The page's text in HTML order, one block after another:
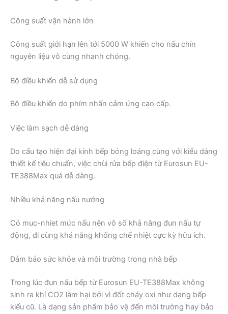
Công suất vận hành lớn
Công suất giới hạn lên tới 5000 W khiến cho nấu chín
nguyên liệu vô cùng nhanh chóng.
Bộ điều khiển dễ sử dụng
Bộ điều khiển do phím nhấn cảm ứng cao cấp.
Việc làm sạch dễ dàng
Do cấu tạo hiện đại kính bếp bóng loáng cùng với kiểu dáng
thiết kế tiêu chuẩn, việc chùi rửa bếp điện từ Eurosun EU-
TE388Max quá dễ dàng.
Nhiều khả năng nấu nướng
Có muc-nhiet mức nấu nên vô số khả năng đun nấu tự
động, đi cùng khả năng khống chế nhiệt cực kỳ hữu ích.
Đảm bảo sức khỏe và môi trường trong nhà bếp
Trong lúc đun nấu bếp từ Eurosun EU-TE388Max không
sinh ra khí CO2 làm hại bởi vì đốt cháy oxi như dạng bếp
kiểu cũ. Là dạng sản phẩm bảo vệ đến môi trường hay bảo